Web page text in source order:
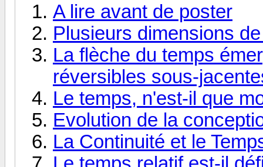
A lire avant de poster
Plusieurs dimensions
La flèche du temps
réversibles sous-
Le temps, n'est-il que
Evolution de la
La Continuité et le